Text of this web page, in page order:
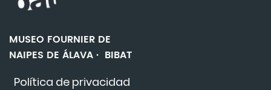
Política de privacidad
MUSEO FOURNIER DE
NAIPES DE ÁLAVA · BIBAT